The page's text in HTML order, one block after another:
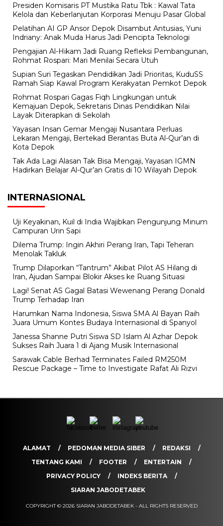
Presiden Komisaris PT Mustika Ratu Tbk : Kawal Tata
Kelola dan Keberlanjutan Korporasi Menuju Pasar Global
Pelatihan AI GP Ansor Depok Disambut Antusias, Yuni
Indriany: Anak Muda Harus Jadi Pencipta Teknologi
Pengajian Al-Hikam Jadi Ruang Refleksi Pembangunan,
Rohmat Rospari: Mari Menilai Secara Utuh
Supian Suri Tegaskan Pendidikan Jadi Prioritas, KuduSS
Ramah Siap Kawal Program Kerakyatan Pemkot Depok
Rohmat Rospari Gagas Fiqh Lingkungan untuk
Kemajuan Depok, Sekretaris Dinas Pendidikan Nilai
Layak Diterapkan di Sekolah
Yayasan Insan Gemar Mengaji Nusantara Perluas
Lekaran Mengaji, Bertekad Berantas Buta Al-Qur’an di
Kota Depok
Tak Ada Lagi Alasan Tak Bisa Mengaji, Yayasan IGMN
Hadirkan Belajar Al-Qur’an Gratis di 10 Wilayah Depok
INTERNASIONAL
Uji Keyakinan, Kuil di India Wajibkan Pengunjung Minum
Campuran Urin Sapi
Dilema Trump: Ingin Akhiri Perang Iran, Tapi Teheran
Menolak Takluk
Trump Dilaporkan “Tantrum” Akibat Pilot AS Hilang di
Iran, Ajudan Sampai Blokir Akses ke Ruang Situasi
Lagi! Senat AS Gagal Batasi Wewenang Perang Donald
Trump Terhadap Iran
Harumkan Nama Indonesia, Siswa SMA Al Bayan Raih
Juara Umum Kontes Budaya Internasional di Spanyol
Janessa Shanne Putri Siswa SD Islam Al Azhar Depok
Sukses Raih Juara 1 di Ajang Musik Internasional
Sarawak Cable Berhad Terminates Failed RM250M
Rescue Package – Time to Investigate Rafat Ali Rizvi
ALAMAT PEDOMAN MEDIA SIBER
REDAKSI
TENTANG KAMI
FOOTER
ENTERTAIN
PRIVACY POLICY
INDEKS BERITA
SIARAN JABODETABEK
COPYRIGHT © 2026 SIARAN JABODETABEK - ALL RIGHTS RESERVED